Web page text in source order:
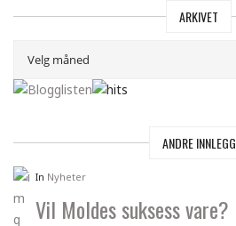
ARKIVET
ANDRE INNLEGG
In Nyheter
Vil Moldes suksess vare?